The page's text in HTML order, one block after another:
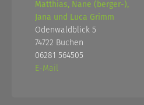
Matthias, Nane (berger-),
Jana und Luca Grimm
Odenwaldblick 5
74722 Buchen
06281 564505
E-Mail